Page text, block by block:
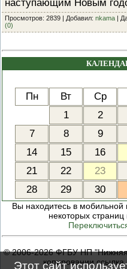
наступающим Новым
Просмотров: 2839 | Добавил: nkama |
(0)
Пн
Вт Ср
1
2
7
8 9
14
15 16
21
22 23
28
29 30
Вы находитесь в мобильной
некоторых
© 2006-2026 ФГБУ НП
копировании ссылка
Этот сайт